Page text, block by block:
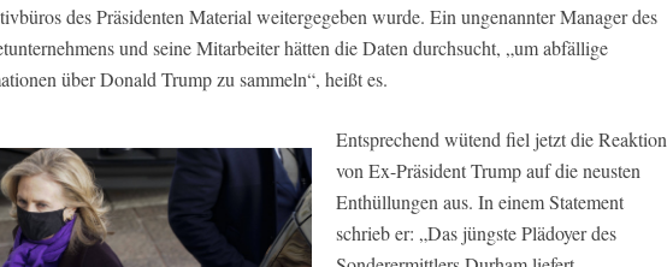
des Präsidenten Material weitergegeben wurde. Ein ungenannter Manager des
und seine Mitarbeiter hätten die Daten durchsucht, „um abfällige
über Donald Trump zu sammeln“, heißt es.
Entsprechend wütend fiel jetzt die Reaktion
von Ex-Präsident Trump auf die neusten
Enthüllungen aus. In einem Statement
schrieb er: „Das jüngste Plädoyer des